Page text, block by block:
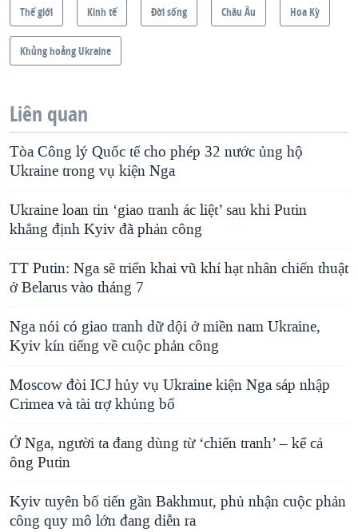
Thế giới Kinh tế Ðời sống Châu Âu Hoa Kỳ
Khủng hoảng Ukraine
Liên quan
Tòa Công lý Quốc tế cho phép 32 nước ủng hộ
Ukraine trong vụ kiện Nga
Ukraine loan tin ‘giao tranh ác liệt’ sau khi Putin
khẳng định Kyiv đã phản công
TT Putin: Nga sẽ triển khai vũ khí hạt nhân chiến thuật
ở Belarus vào tháng 7
Nga nói có giao tranh dữ dội ở miền nam Ukraine,
Kyiv kín tiếng về cuộc phản công
Moscow đòi ICJ hủy vụ Ukraine kiện Nga sáp nhập
Crimea và tài trợ khủng bố
Ở Nga, người ta đang dùng từ ‘chiến tranh’ – kể cả
ông Putin
Kyiv tuyên bố tiến gần Bakhmut, phủ nhận cuộc phản
công quy mô lớn đang diễn ra